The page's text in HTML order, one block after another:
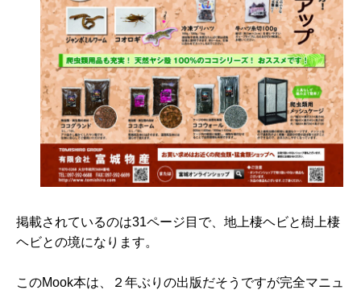
掲載されているのは31ページ目で、地上棲ヘビと樹上棲
ヘビとの境になります。
このMook本は、２年ぶりの出版だそうですが完全マニュ